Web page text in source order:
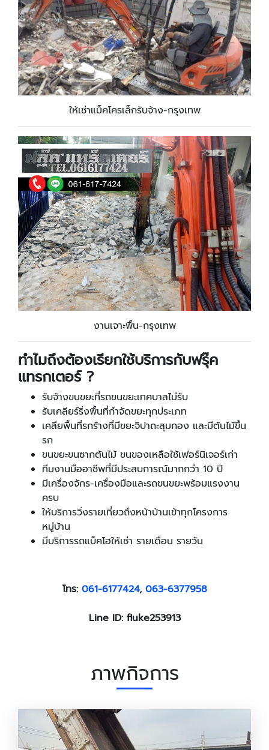
ให้เช่าแม็คโครเล็กรับจ้าง-กรุงเทพ
งานเจาะพื้น-กรุงเทพ
ทำไมถึงต้องเรียกใช้บริการกับฟรุ๊ค
แทรกเตอร์ ?
รับจ้างขนขยะที่รถขนขยะเทศบาลไม่รับ
รับเคลียร์ริ่งพื้นที่กำจัดขยะทุกประเภท
เคลียพื้นที่รกร้างที่มีขยะจิปาถะสุมกอง และมีต้นไม้ขึ้น
รก
ขนขยะขนซากต้นไม้ ขนของเหลือใช้เฟอร์นิเจอร์เก่า
ทีมงานมืออาชีพที่มีประสบการณ์มากกว่า 10 ปี
มีเครื่องจักร-เครื่องมือและรถขนขยะพร้อมแรงงาน
ครบ
ให้บริการวิ่งรายเที่ยวถึงหน้าบ้านเข้าทุกโครงการ
หมู่บ้าน
มีบริการรถแบ็คโฮให้เช่า รายเดือน รายวัน
โทร: 061-6177424, 063-6377958
Line ID: fluke253913
ภาพกิจการ